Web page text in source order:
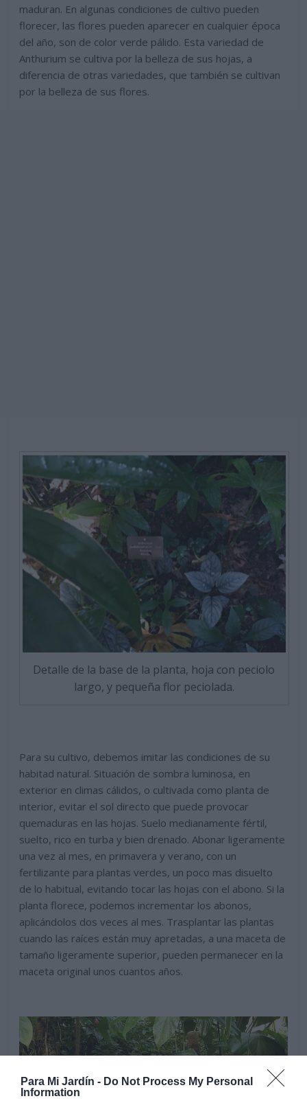
Para Mi Jardín - Do Not Process My Personal
Information
maduran. En algunas condiciones de cultivo pueden
florecer, las flores pueden aparecer en cualquier época
del año, son de color verde pálido. Esta variedad de
Anthurium se cultiva por la belleza de sus hojas, a
diferencia de otras variedades, que también se cultivan
por la belleza de sus flores.
Detalle de la base de la planta, hoja con peciolo
largo, y pequeña flor peciolada.
Para su cultivo, debemos imitar las condiciones de su
habitad natural. Situación de sombra luminosa, en
exterior en climas cálidos, o cultivada como planta de
interior, evitar el sol directo que puede provocar
quemaduras en las hojas. Suelo medianamente fértil,
suelto, rico en turba y bien drenado. Abonar ligeramente
una vez al mes, en primavera y verano, con un
fertilizante para plantas verdes, un poco mas disuelto
de lo habitual, evitando tocar las hojas con el abono. Si la
planta florece, podemos incrementar los abonos,
aplicándolos dos veces al mes. Trasplantar las plantas
cuando las raíces están muy apretadas, a una maceta de
tamaño ligeramente superior, pueden permanecer en la
maceta original unos cuantos años.